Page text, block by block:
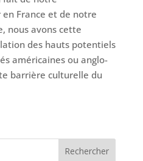
France et de notre
nous avons cette
des hauts potentiels
américaines ou anglo-
barrière culturelle du